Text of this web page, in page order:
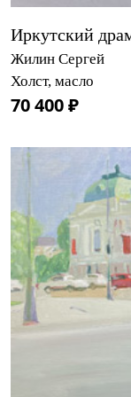
Иркутский
Жилин Сергей
Холст, масло
70 400 ₽